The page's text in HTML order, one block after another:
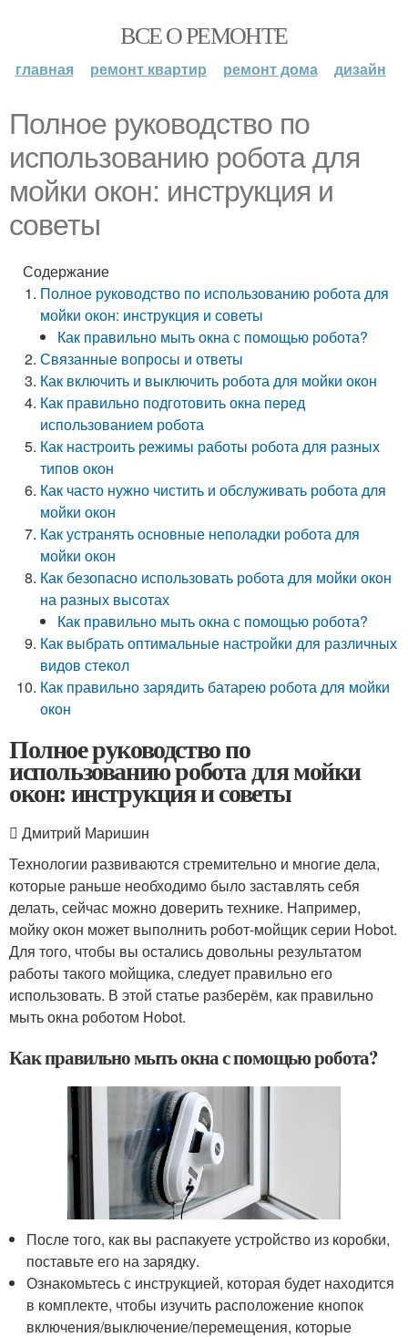
ВСЕ О РЕМОНТЕ
главная ремонт квартир ремонт дома дизайн
Полное руководство по
использованию робота для
мойки окон: инструкция и
советы
Содержание
Полное руководство по использованию робота для
мойки окон: инструкция и советы
Как правильно мыть окна с помощью робота?
Связанные вопросы и ответы
Как включить и выключить робота для мойки окон
Как правильно подготовить окна перед
использованием робота
Как настроить режимы работы робота для разных
типов окон
Как часто нужно чистить и обслуживать робота для
мойки окон
Как устранять основные неполадки робота для
мойки окон
Как безопасно использовать робота для мойки окон
на разных высотах
Как правильно мыть окна с помощью робота?
Как выбрать оптимальные настройки для различных
видов стекол
Как правильно зарядить батарею робота для мойки
окон
Полное руководство по
использованию робота для мойки
окон: инструкция и советы
 Дмитрий Маришин
Технологии развиваются стремительно и многие дела,
которые раньше необходимо было заставлять себя
делать, сейчас можно доверить технике. Например,
мойку окон может выполнить робот-мойщик серии Hobot.
Для того, чтобы вы остались довольны результатом
работы такого мойщика, следует правильно его
использовать. В этой статье разберём, как правильно
мыть окна роботом Hobot.
Как правильно мыть окна с помощью робота?
После того, как вы распакуете устройство из коробки,
поставьте его на зарядку.
Ознакомьтесь с инструкцией, которая будет находится
в комплекте, чтобы изучить расположение кнопок
включения/выключение/перемещения, которые